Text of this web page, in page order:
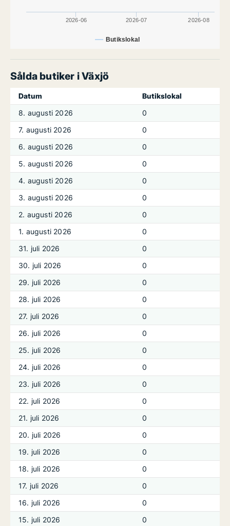
Butikslokal
2026-06 2026-07 2026-08
Sålda butiker i Växjö
Datum
Butikslokal
8. augusti 2026
0
7. augusti 2026
0
6. augusti 2026
0
5. augusti 2026
0
4. augusti 2026
0
3. augusti 2026
0
2. augusti 2026
0
1. augusti 2026
0
31. juli 2026
0
30. juli 2026
0
29. juli 2026
0
28. juli 2026
0
27. juli 2026
0
26. juli 2026
0
25. juli 2026
0
24. juli 2026
0
23. juli 2026
0
22. juli 2026
0
21. juli 2026
0
20. juli 2026
0
19. juli 2026
0
18. juli 2026
0
17. juli 2026
0
16. juli 2026
0
15. juli 2026
0